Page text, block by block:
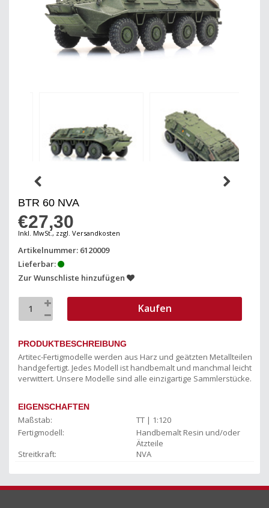
BTR 60 NVA
€27,30
Inkl. MwSt., zzgl. Versandkosten
Artikelnummer: 6120009
Lieferbar:
Zur Wunschliste hinzufügen
Kaufen
PRODUKTBESCHREIBUNG
Artitec-Fertigmodelle werden aus Harz und geätzten Metallteilen
handgefertigt. Jedes Modell ist handbemalt und manchmal leicht
verwittert. Unsere Modelle sind alle einzigartige Sammlerstücke.
EIGENSCHAFTEN
Maßstab:
TT | 1:120
Fertigmodell:
Handbemalt Resin und/oder
Ätzteile
Streitkraft:
NVA